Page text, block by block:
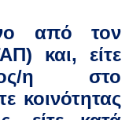
από τον
και, είτε
η στο
κοινότητας